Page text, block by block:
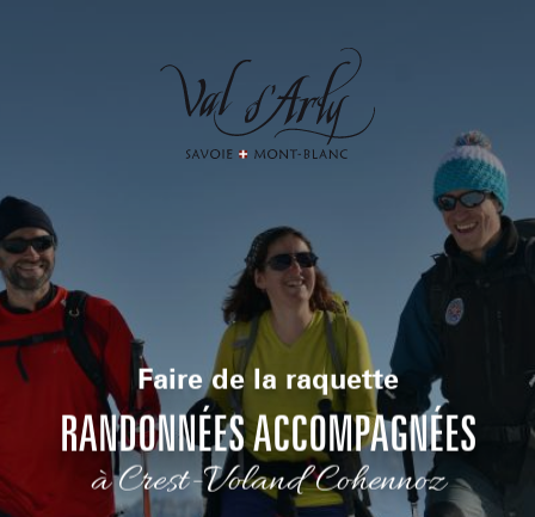
Faire de la raquette
RANDONNÉES ACCOMPAGNÉES
à Crest-Voland Cohennoz